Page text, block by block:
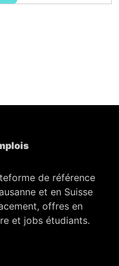
de référence
et en Suisse
offres en
et jobs étudiants.